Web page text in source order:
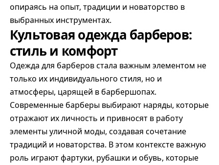
опираясь на опыт, традиции и новаторство в
выбранных инструментах.
Культовая одежда барберов:
стиль и комфорт
Одежда для барберов стала важным элементом не
только их индивидуального стиля, но и
атмосферы, царящей в барбершопах.
Современные барберы выбирают наряды, которые
отражают их личность и привносят в работу
элементы уличной моды, создавая сочетание
традиций и новаторства. В этом контексте важную
роль играют фартуки, рубашки и обувь, которые